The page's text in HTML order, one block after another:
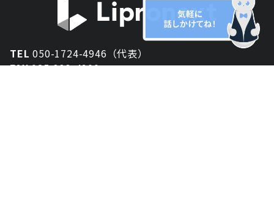
TEL050-1724-4946（代表）
FAX025-333-4900